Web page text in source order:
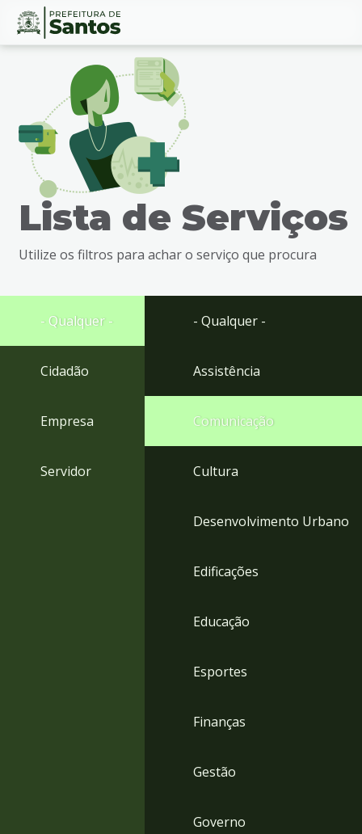
Ir
busca
Ir
rodapé
Conteúdo
Lista de Serviços
Utilize os filtros para achar o serviço que procura
- Qualquer -
Cidadão
Empresa
Servidor
- Qualquer -
Assistência
Comunicação
Cultura
Desenvolvimento Urbano
Edificações
Educação
Esportes
Finanças
Gestão
Governo